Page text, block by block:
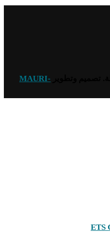
MAURI-